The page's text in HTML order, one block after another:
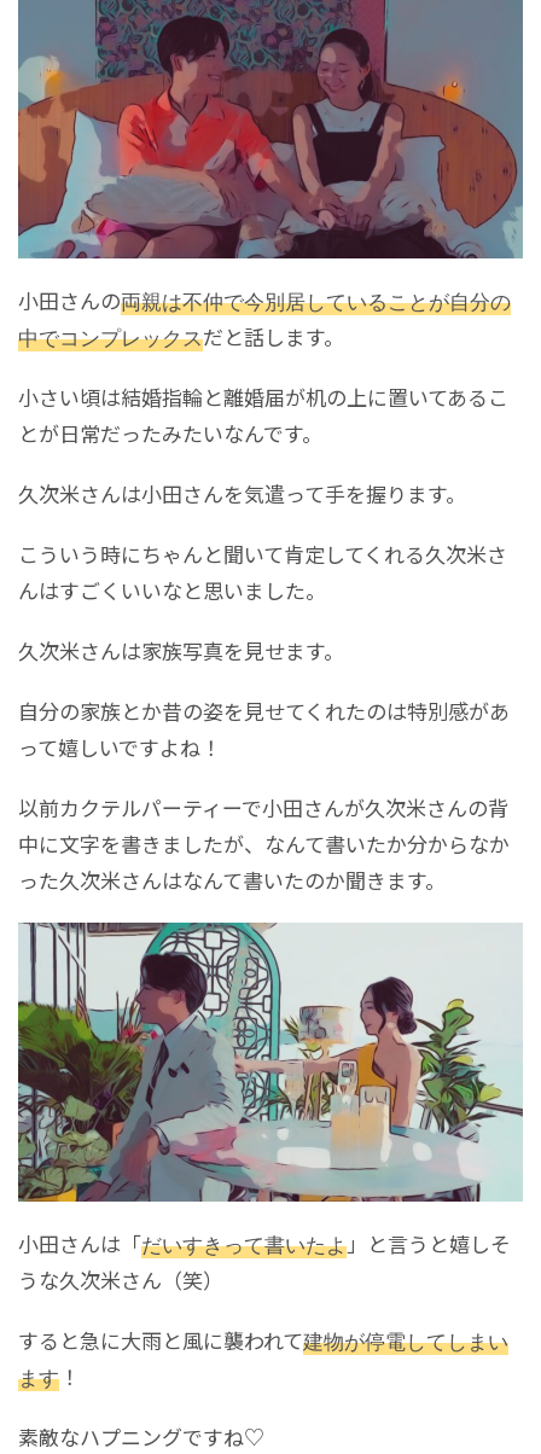
小田さんの両親は不仲で今別居していることが自分の
中でコンプレックスだと話します。
小さい頃は結婚指輪と離婚届が机の上に置いてあるこ
とが日常だったみたいなんです。
久次米さんは小田さんを気遣って手を握ります。
こういう時にちゃんと聞いて肯定してくれる久次米さ
んはすごくいいなと思いました。
久次米さんは家族写真を見せます。
自分の家族とか昔の姿を見せてくれたのは特別感があ
って嬉しいですよね！
以前カクテルパーティーで小田さんが久次米さんの背
中に文字を書きましたが、なんて書いたか分からなか
った久次米さんはなんて書いたのか聞きます。
小田さんは「だいすきって書いたよ」と言うと嬉しそ
うな久次米さん（笑）
すると急に大雨と風に襲われて建物が停電してしまい
ます ！
素敵なハプニングですね♡